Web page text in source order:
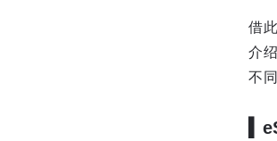
借
介
不